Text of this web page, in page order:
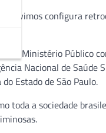
ouvimos configura
o Ministério Público
Nacional de
Estado de São Paulo.
toda a sociedade